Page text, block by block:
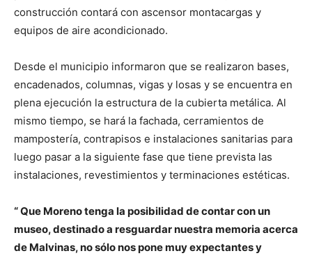
construcción contará con ascensor montacargas y
equipos de aire acondicionado.
Desde el municipio informaron que se realizaron bases,
encadenados, columnas, vigas y losas y se encuentra en
plena ejecución la estructura de la cubierta metálica. Al
mismo tiempo, se hará la fachada, cerramientos de
mampostería, contrapisos e instalaciones sanitarias para
luego pasar a la siguiente fase que tiene prevista las
instalaciones, revestimientos y terminaciones estéticas.
“ Que Moreno tenga la posibilidad de contar con un
museo, destinado a resguardar nuestra memoria acerca
de Malvinas, no sólo nos pone muy expectantes y